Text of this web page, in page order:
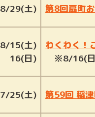
8/29(土) 第8回扇町
8/15(土)
16(日)
わくわく！
※8/16(日)
7/25(土) 第59回 稲